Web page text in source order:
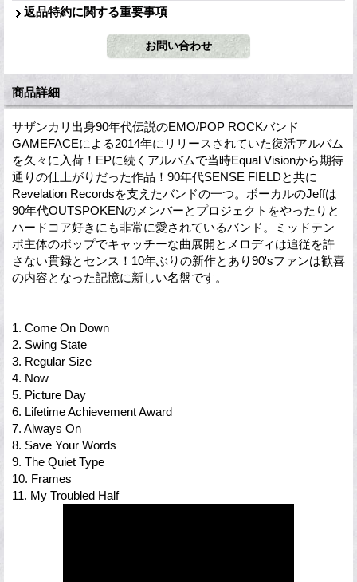
返品特約に関する重要事項
商品詳細
サザンカリ出身90年代伝説のEMO/POP ROCKバンド
GAMEFACEによる2014年にリリースされていた復活アルバム
を久々に入荷！EPに続くアルバムで当時Equal Visionから期待
通りの仕上がりだった作品！90年代SENSE FIELDと共に
Revelation Recordsを支えたバンドの一つ。ボーカルのJeffは
90年代OUTSPOKENのメンバーとプロジェクトをやったりと
ハードコア好きにも非常に愛されているバンド。ミッドテン
ポ主体のポップでキャッチーな曲展開とメロディは追従を許
さない貫録とセンス！10年ぶりの新作とあり90'sファンは歓喜
の内容となった記憶に新しい名盤です。
1. Come On Down
2. Swing State
3. Regular Size
4. Now
5. Picture Day
6. Lifetime Achievement Award
7. Always On
8. Save Your Words
9. The Quiet Type
10. Frames
11. My Troubled Half